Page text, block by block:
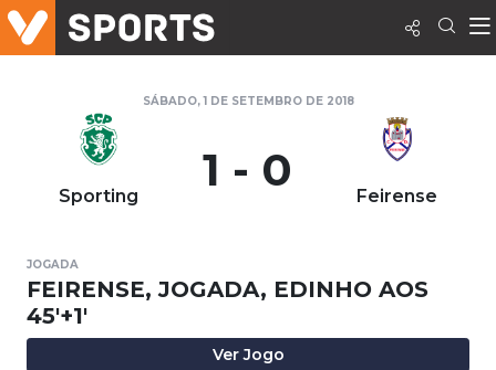
SÁBADO, 1 DE SETEMBRO DE 2018
Sporting 1 - 0 Feirense
JOGADA
FEIRENSE, JOGADA, EDINHO AOS
45'+1'
Ver Jogo